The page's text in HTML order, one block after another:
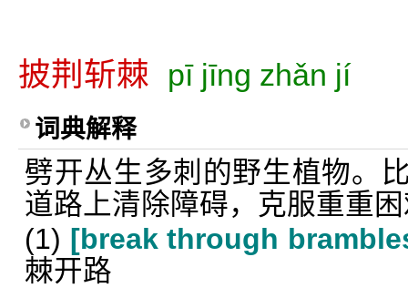
披荆斩棘 pī jīng zhǎn jí
词典解释
劈开丛生多刺的野生植物。
道路上清除障碍，克服重重
(1) [break through
棘开路